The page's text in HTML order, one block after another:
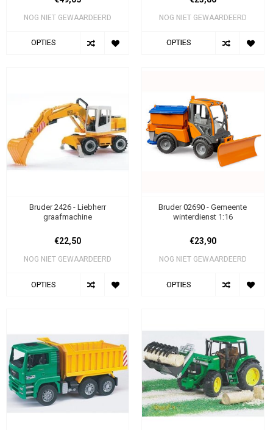
NOG NIET GEWAARDEERD
OPTIES
NOG NIET GEWAARDEERD
OPTIES
Bruder 2426 - Liebherr
graafmachine
€22,50
NOG NIET GEWAARDEERD
OPTIES
Bruder 02690 - Gemeente
winterdienst 1:16
€23,90
NOG NIET GEWAARDEERD
OPTIES